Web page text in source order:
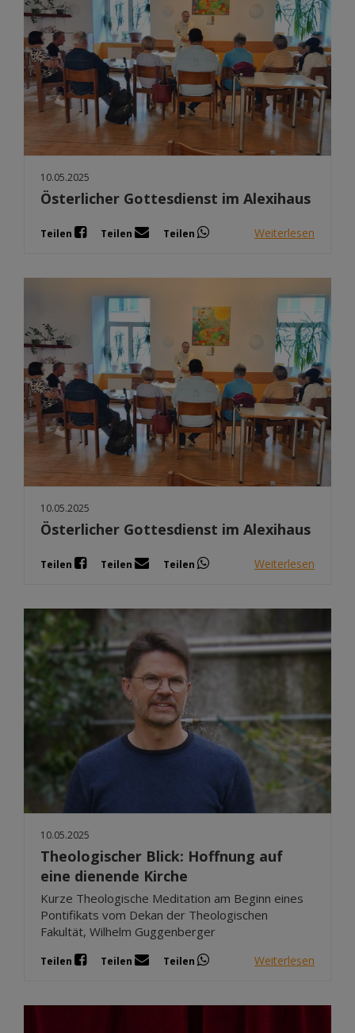
10.05.2025
Österlicher Gottesdienst im Alexihaus
Teilen Teilen Teilen Weiterlesen
10.05.2025
Österlicher Gottesdienst im Alexihaus
Teilen Teilen Teilen Weiterlesen
10.05.2025
Theologischer Blick: Hoffnung auf
eine dienende Kirche
Kurze Theologische Meditation am Beginn eines
Pontifikats vom Dekan der Theologischen
Fakultät, Wilhelm Guggenberger
Teilen Teilen Teilen Weiterlesen